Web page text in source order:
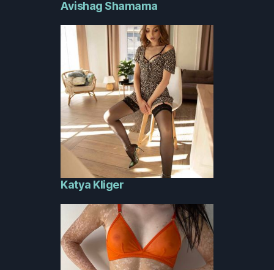
Avishag Shamama
Katya Kliger